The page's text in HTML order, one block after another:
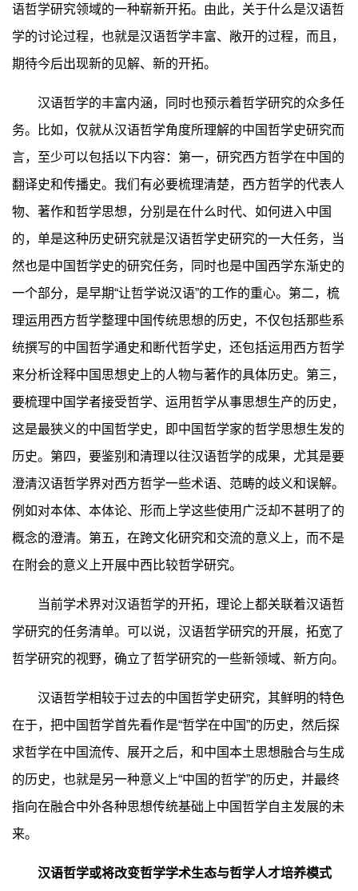
语哲学研究领域的一种崭新开拓。由此，关于什么是汉语哲
学的讨论过程，也就是汉语哲学丰富、敞开的过程，而且，
期待今后出现新的见解、新的开拓。
汉语哲学的丰富内涵，同时也预示着哲学研究的众多任
务。比如，仅就从汉语哲学角度所理解的中国哲学史研究而
言，至少可以包括以下内容：第一，研究西方哲学在中国的
翻译史和传播史。我们有必要梳理清楚，西方哲学的代表人
物、著作和哲学思想，分别是在什么时代、如何进入中国
的，单是这种历史研究就是汉语哲学史研究的一大任务，当
然也是中国哲学史的研究任务，同时也是中国西学东渐史的
一个部分，是早期“让哲学说汉语”的工作的重心。第二，梳
理运用西方哲学整理中国传统思想的历史，不仅包括那些系
统撰写的中国哲学通史和断代哲学史，还包括运用西方哲学
来分析诠释中国思想史上的人物与著作的具体历史。第三，
要梳理中国学者接受哲学、运用哲学从事思想生产的历史，
这是最狭义的中国哲学史，即中国哲学家的哲学思想生发的
历史。第四，要鉴别和清理以往汉语哲学的成果，尤其是要
澄清汉语哲学界对西方哲学一些术语、范畴的歧义和误解。
例如对本体、本体论、形而上学这些使用广泛却不甚明了的
概念的澄清。第五，在跨文化研究和交流的意义上，而不是
在附会的意义上开展中西比较哲学研究。
当前学术界对汉语哲学的开拓，理论上都关联着汉语哲
学研究的任务清单。可以说，汉语哲学研究的开展，拓宽了
哲学研究的视野，确立了哲学研究的一些新领域、新方向。
汉语哲学相较于过去的中国哲学史研究，其鲜明的特色
在于，把中国哲学首先看作是“哲学在中国”的历史，然后探
求哲学在中国流传、展开之后，和中国本土思想融合与生成
的历史，也就是另一种意义上“中国的哲学”的历史，并最终
指向在融合中外各种思想传统基础上中国哲学自主发展的未
来。
汉语哲学或将改变哲学学术生态与哲学人才培养模式